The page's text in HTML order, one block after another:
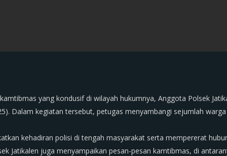
yang kondusif di wilayah hukumnya, Anggota Polsek
Dalam kegiatan tersebut, petugas menyambangi sejumlah
kehadiran polisi di tengah masyarakat serta mempererat
Jatikalen juga menyampaikan pesan-pesan kamtibmas, di